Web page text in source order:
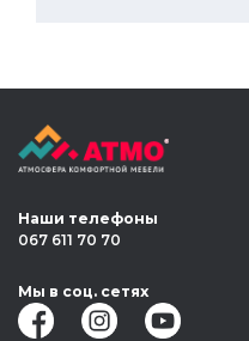
Наши телефоны
067 611 70 70
Мы в соц. сетях